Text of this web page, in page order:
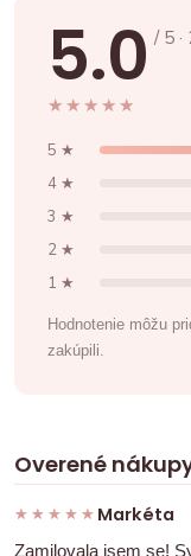
5.0 / 5
★★★★★
★★★★★
5 ★
4 ★
3 ★
2 ★
1 ★
Hodnotenie môžu
zakúpili.
Overené
★★★★★
★★★★★ Markéta
Zamilovala jsem se!